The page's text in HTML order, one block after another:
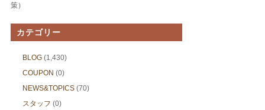
策）
カテゴリー
BLOG(1,430)
COUPON (0)
NEWS&TOPICS(70)
スタッフ (0)